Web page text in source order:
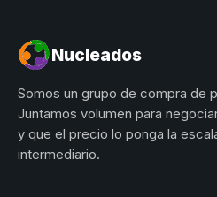
Nucleados
Somos un grupo de compra de
Juntamos volumen para
y que el precio lo ponga la
intermediario.